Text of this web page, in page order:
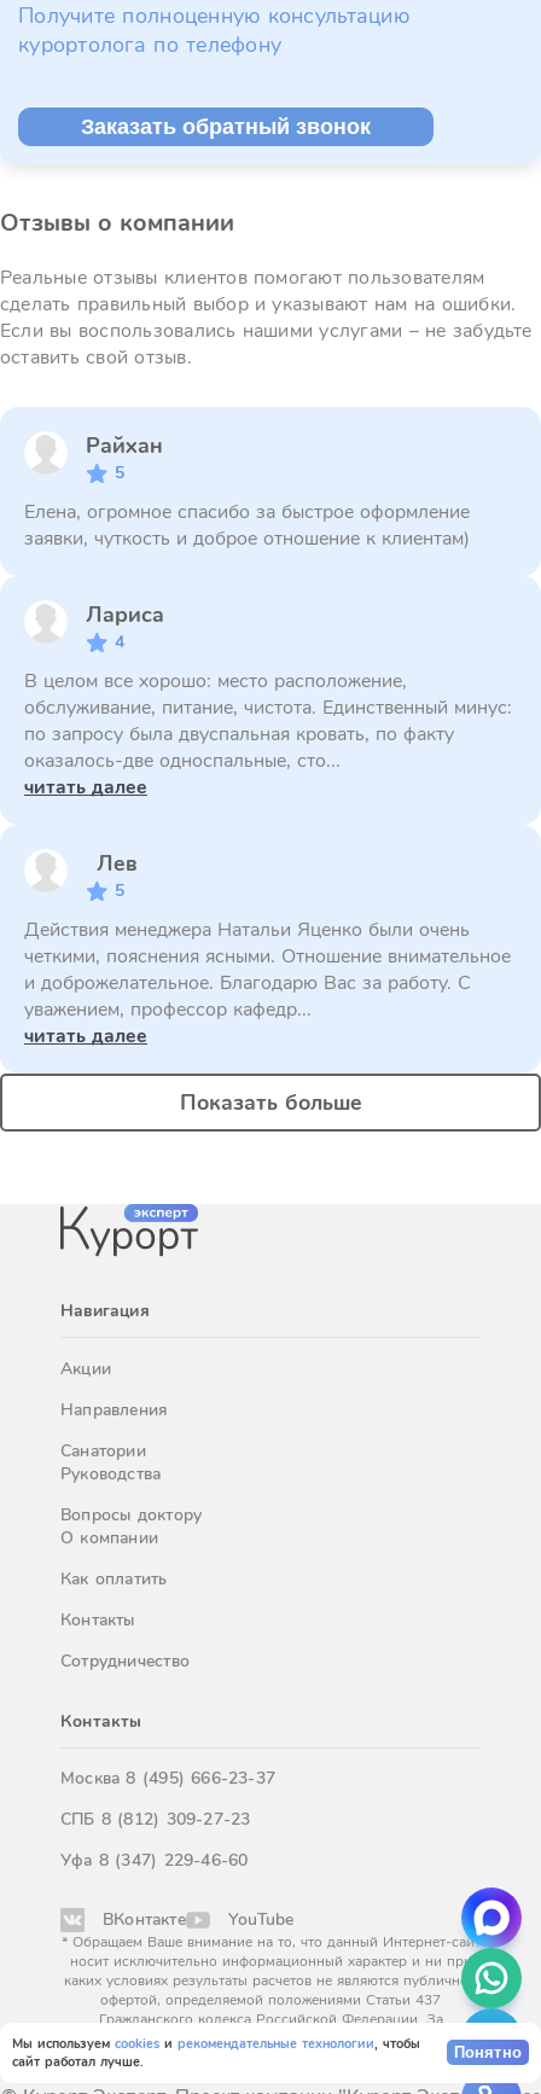
Мы используем cookies и рекомендательные технологии, чтобы
сайт работал лучше.
Понятно
Получите полноценную консультацию
курортолога по телефону
Заказать обратный звонок
Отзывы о компании
Реальные отзывы клиентов помогают пользователям
сделать правильный выбор и указывают нам на ошибки.
Если вы воспользовались нашими услугами – не забудьте
оставить свой отзыв.
Райхан
5
Елена, огромное спасибо за быстрое оформление
заявки, чуткость и доброе отношение к клиентам)
Лариса
4
В целом все хорошо: место расположение,
обслуживание, питание, чистота. Единственный минус:
по запросу была двуспальная кровать, по факту
оказалось-две односпальные, сто...
читать далее
Лев
5
Действия менеджера Натальи Яценко были очень
четкими, пояснения ясными. Отношение внимательное
и доброжелательное. Благодарю Вас за работу. С
уважением, профессор кафедр...
читать далее
Показать больше
Навигация
Акции
Направления
Санатории
Руководства
Вопросы доктору
О компании
Как оплатить
Контакты
Сотрудничество
Контакты
Москва8 (495) 666-23-37
СПБ 8 (812) 309-27-23
Уфа 8 (347) 229-46-60
ВКонтакте YouTube
* Обращаем Ваше внимание на то, что данный Интернет-сайт
носит исключительно информационный характер и ни при
каких условиях результаты расчетов не являются публичной
офертой, определяемой положениями Статьи 437
Гражданского кодекса Российской Федерации. За
окончательным расчетом обращайтесь к нашим менеджерам.